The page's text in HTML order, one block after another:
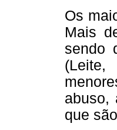
Os
Mais
sendo
(Leite,
abuso,
que